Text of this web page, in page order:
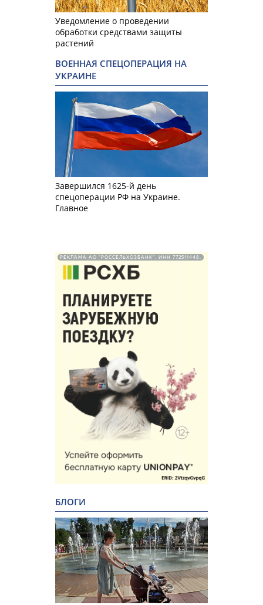
Уведомление о проведении
обработки средствами защиты
растений
ВОЕННАЯ СПЕЦОПЕРАЦИЯ НА
УКРАИНЕ
Завершился 1625-й день
спецоперации РФ на Украине.
Главное
РЕКЛАМА АО "РОССЕЛЬХОЗБАНК". ИНН 772511448.
БЛОГИ